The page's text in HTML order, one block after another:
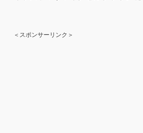
＜スポンサーリンク＞